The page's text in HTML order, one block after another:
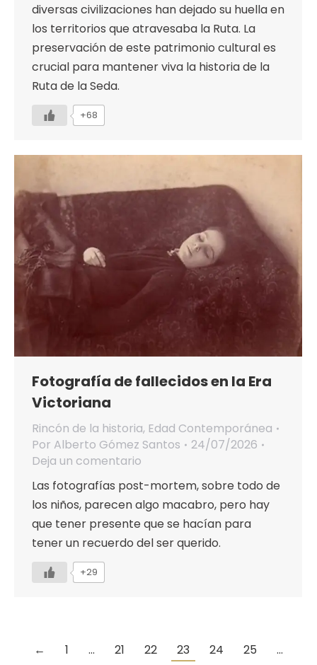
diversas civilizaciones han dejado su huella en
los territorios que atravesaba la Ruta. La
preservación de este patrimonio cultural es
crucial para mantener viva la historia de la
Ruta de la Seda.
+68
Fotografía de fallecidos en la Era
Victoriana
Rincón de la historia, Edad Contemporánea
Por Alberto Gómez Santos
24/07/2026
Deja un comentario
Las fotografías post-mortem, sobre todo de
los niños, parecen algo macabro, pero hay
que tener presente que se hacían para
tener un recuerdo del ser querido.
+29
← 1 … 21 22 23 24 25
…